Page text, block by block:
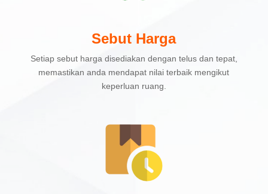
Sebut Harga
Setiap sebut harga disediakan dengan telus dan tepat,
memastikan anda mendapat nilai terbaik mengikut
keperluan ruang.